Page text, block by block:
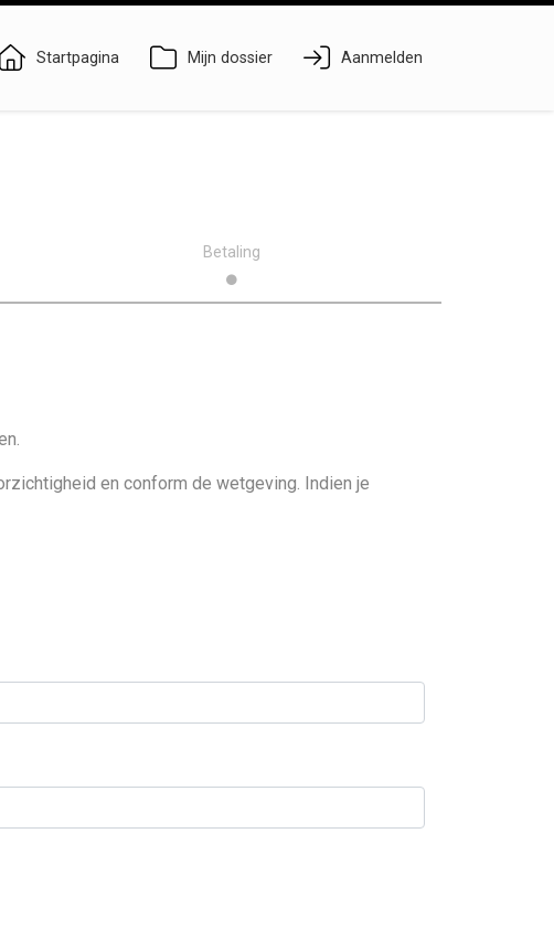
Startpagina Mijn dossier Aanmelden
Betaling
en conform de wetgeving. Indien je